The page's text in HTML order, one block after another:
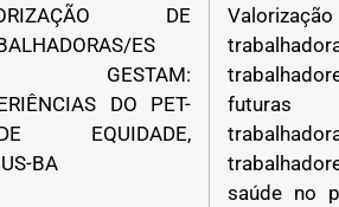
DE
ES
GESTAM:
DO PET-
EQUIDADE,
BA
futuras
saúde no